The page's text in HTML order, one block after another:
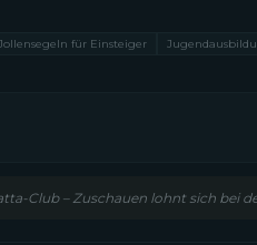
für Einsteiger
Club – Zuschauen lohnt sich bei